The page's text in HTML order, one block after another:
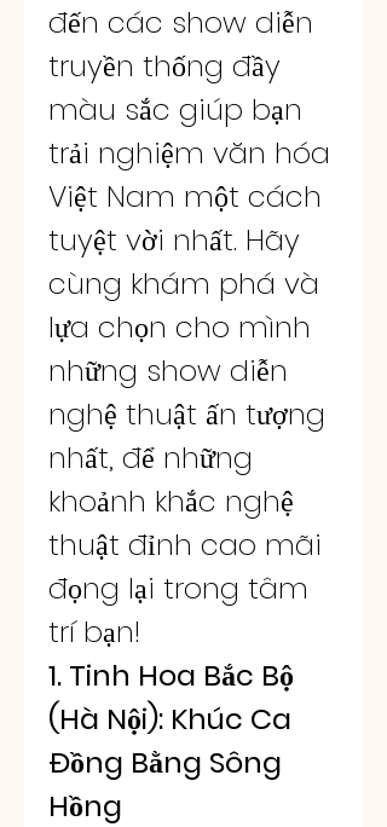
đến các show diễn
truyền thống đầy
màu sắc giúp bạn
trải nghiệm văn hóa
Việt Nam một cách
tuyệt vời nhất. Hãy
cùng khám phá và
lựa chọn cho mình
những show diễn
nghệ thuật ấn tượng
nhất, để những
khoảnh khắc nghệ
thuật đỉnh cao mãi
đọng lại trong tâm
trí bạn!
1. Tinh Hoa Bắc Bộ
(Hà Nội): Khúc Ca
Đồng Bằng Sông
Hồng